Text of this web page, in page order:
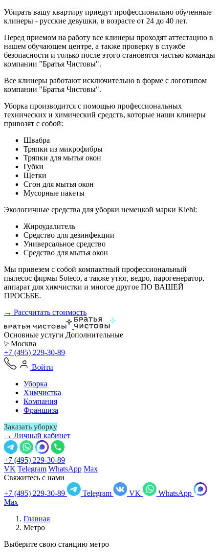
Убирать вашу квартиру приедут профессионально обученные
клинеры - русские девушки, в возрасте от 24 до 40 лет.
Перед приемом на работу все клинеры проходят аттестацию в
нашем обучающем центре, а также проверку в службе
безопасности и только после этого становятся частью команды
компании "Братья Чистовы".
Все клинеры работают исключительно в форме с логотипом
компании "Братья Чистовы".
Уборка производится с помощью профессиональных
технических и химический средств, которые наши клинеры
привозят с собой:
Швабра
Тряпки из микрофибры
Тряпки для мытья окон
Губки
Щетки
Сгон для мытья окон
Мусорные пакеты
Экологичные средства для уборки немецкой марки Kiehl:
Жироудалитель
Средство для дезинфекции
Универсальное средство
Средство для мытья окон
Мы привезем с собой компактный профессиональный
пылесос фирмы Soteco, а также утюг, ведро, парогенератор,
аппарат для химчистки и многое другое ПО ВАШЕЙ
ПРОСЬБЕ.
→ Рассчитать стоимость
Основные услуги Дополнительные
Москва
+7 (495) 229-30-89
Войти
Уборка
Химчистка
Компания
Франшиза
Заказать уборку
→ Личный кабинет
+7 (495) 229-30-89
VK Telegram WhatsApp Max
Свяжитесь с нами
+7 (495) 229-30-89
Telegram VK
WhatsApp
Max
Главная
Метро
Выберите свою станцию метро